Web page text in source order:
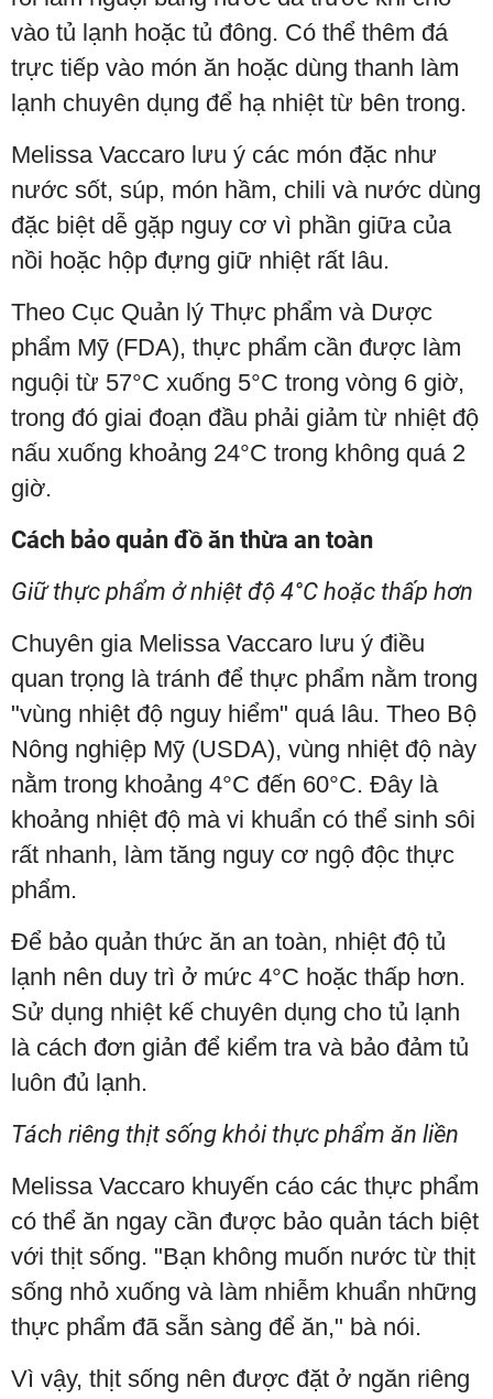
vào tủ lạnh hoặc tủ đông. Có thể thêm đá
trực tiếp vào món ăn hoặc dùng thanh làm
lạnh chuyên dụng để hạ nhiệt từ bên trong.
Melissa Vaccaro lưu ý các món đặc như
nước sốt, súp, món hầm, chili và nước dùng
đặc biệt dễ gặp nguy cơ vì phần giữa của
nồi hoặc hộp đựng giữ nhiệt rất lâu.
Theo Cục Quản lý Thực phẩm và Dược
phẩm Mỹ (FDA), thực phẩm cần được làm
nguội từ 57°C xuống 5°C trong vòng 6 giờ,
trong đó giai đoạn đầu phải giảm từ nhiệt độ
nấu xuống khoảng 24°C trong không quá 2
giờ.
Cách bảo quản đồ ăn thừa an toàn
Giữ thực phẩm ở nhiệt độ 4°C hoặc thấp hơn
Chuyên gia Melissa Vaccaro lưu ý điều
quan trọng là tránh để thực phẩm nằm trong
"vùng nhiệt độ nguy hiểm" quá lâu. Theo Bộ
Nông nghiệp Mỹ (USDA), vùng nhiệt độ này
nằm trong khoảng 4°C đến 60°C. Đây là
khoảng nhiệt độ mà vi khuẩn có thể sinh sôi
rất nhanh, làm tăng nguy cơ ngộ độc thực
phẩm.
Để bảo quản thức ăn an toàn, nhiệt độ tủ
lạnh nên duy trì ở mức 4°C hoặc thấp hơn.
Sử dụng nhiệt kế chuyên dụng cho tủ lạnh
là cách đơn giản để kiểm tra và bảo đảm tủ
luôn đủ lạnh.
Tách riêng thịt sống khỏi thực phẩm ăn liền
Melissa Vaccaro khuyến cáo các thực phẩm
có thể ăn ngay cần được bảo quản tách biệt
với thịt sống. "Bạn không muốn nước từ thịt
sống nhỏ xuống và làm nhiễm khuẩn những
thực phẩm đã sẵn sàng để ăn," bà nói.
Vì vậy, thịt sống nên được đặt ở ngăn riêng